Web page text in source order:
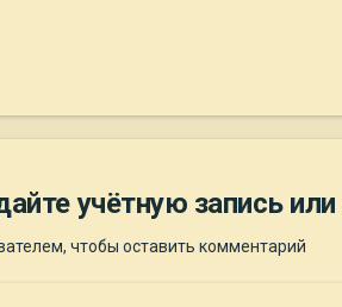
учётную запись или
чтобы оставить комментарий